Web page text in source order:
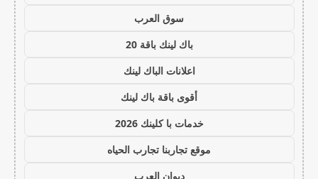
سوق العرب
باك لينك باقة 20
اعلانات الباك لينك
أقوى باقة باك لينك
خدمات با كلينك 2026
موقع تجاربنا تجارب الحياه
ديوان العرب